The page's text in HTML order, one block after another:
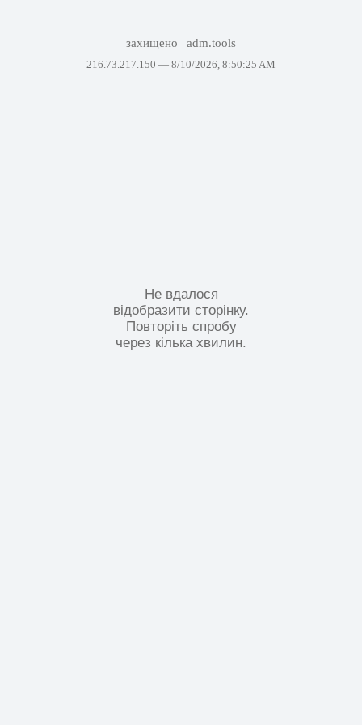
захищено adm.tools
216.73.217.150 — 8/10/2026, 8:50:25 AM
Не вдалося
відобразити сторінку.
Повторіть спробу
через кілька хвилин.